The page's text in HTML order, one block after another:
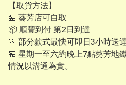
【取貨方法】
🏪 葵芳店可自取
📦 順豐到付 第2日到達
🏃 部分款式最快可即日3小時送
🏪 星期一至六約晚上7點葵芳地
情況以溝通為實。